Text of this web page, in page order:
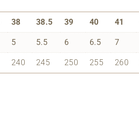
38 38.5 39 40 41
5 5.5 6 6.5 7
240 245 250 255 260